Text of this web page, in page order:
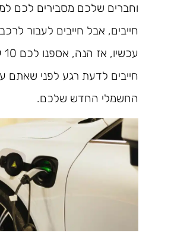
וחברים שלכם מסבירים לכם
חייבים, אבל חייבים לעבור
חייבים לדעת רגע לפני שאתם
החשמלי החדש שלכם.